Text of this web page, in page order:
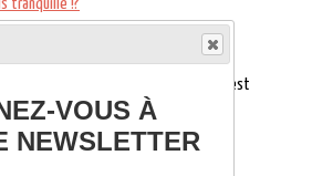
tranquille !?
quand ce n'était pas prévu, quand on est
VOUS À
NEWSLETTER